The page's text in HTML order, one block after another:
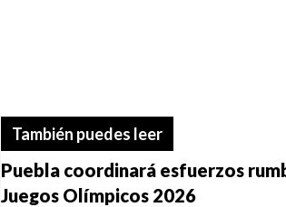
También puedes leer
Puebla coordinará esfuerzos
Juegos Olímpicos 2026